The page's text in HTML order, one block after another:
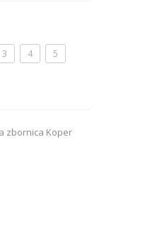
3 4 5
zbornica Koper